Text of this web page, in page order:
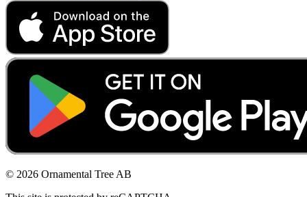
© 2026 Ornamental Tree AB